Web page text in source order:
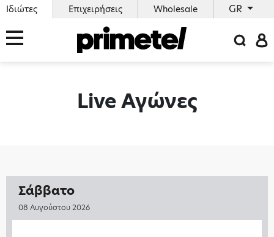
Ιδιώτες Επιχειρήσεις Wholesale GR
Live Αγώνες
Σάββατο
08 Αυγούστου 2026